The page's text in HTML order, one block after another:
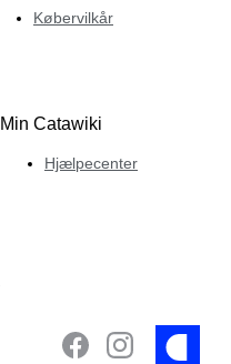
Købervilkår
Min Catawiki
Hjælpecenter